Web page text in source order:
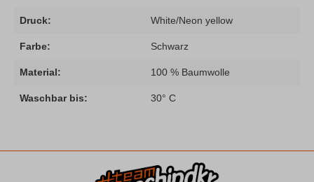
Druck: White/Neon yellow
Farbe: Schwarz
Material: 100 % Baumwolle
Waschbar bis: 30° C